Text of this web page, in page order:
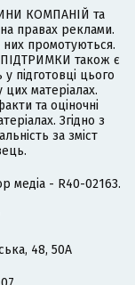
КОМПАНІЙ та
правах реклами.
них промотуються.
також є
підготовці цього
цих матеріалах.
та оціночні
Згідно з
за зміст
медіа - R40-02163.
48, 50А